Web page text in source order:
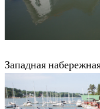
Западная